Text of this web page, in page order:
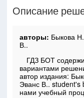
Описание
авторы: Быкова
В..
ГДЗ БОТ
вариантами
автор издания:
Эванс В.. student's
нами учебный